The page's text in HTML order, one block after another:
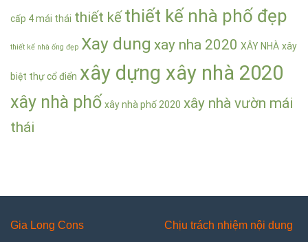
cấp 4 mái thái thiết kế thiết kế nhà phố đẹp
thiết kế nhà ống đẹp Xay dung xay nha 2020 XÂY NHÀ xây
biệt thự cổ điển xây dựng xây nhà 2020
xây nhà phố xây nhà phố 2020 xây nhà vườn mái
thái
Gia Long Cons
Chịu trách nhiệm nội dung